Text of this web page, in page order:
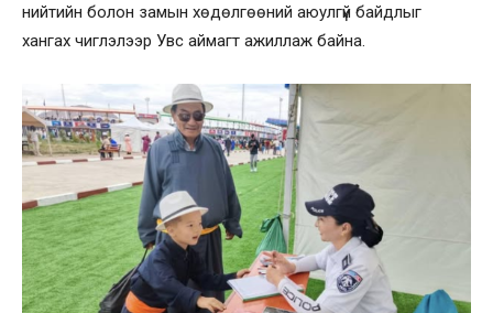
нийтийн болон замын хөдөлгөөний аюулгүй байдлыг
хангах чиглэлээр Увс аймагт ажиллаж байна.